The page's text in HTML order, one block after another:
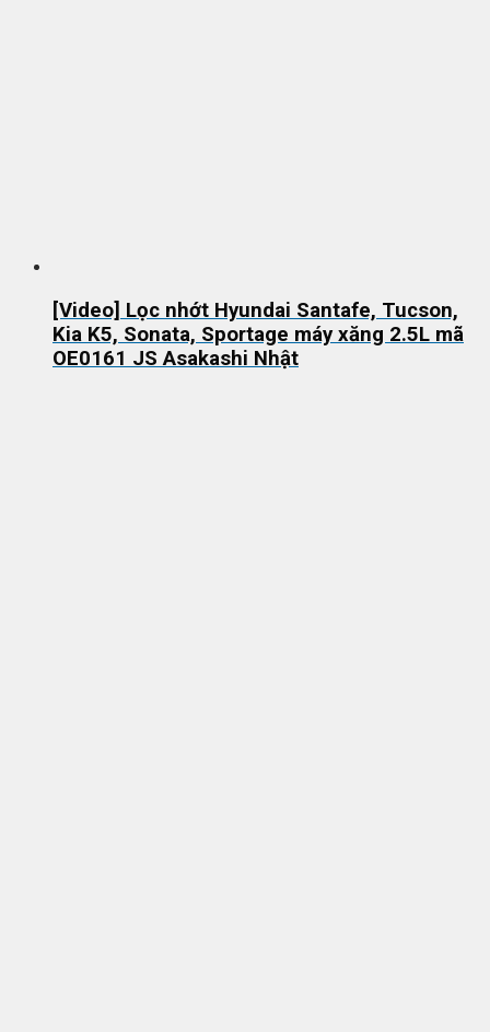
[Video] Lọc nhớt Hyundai Santafe, Tucson,
Kia K5, Sonata, Sportage máy xăng 2.5L mã
OE0161 JS Asakashi Nhật